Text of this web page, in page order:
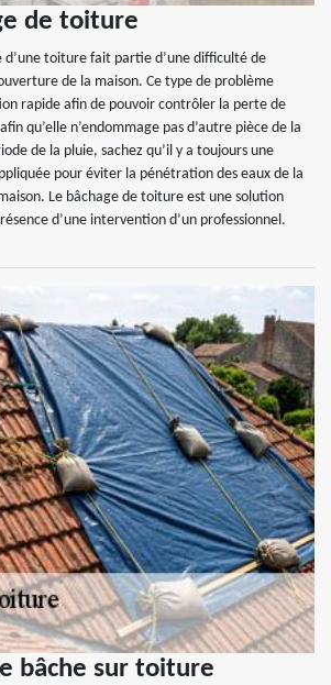
de toiture
d’une toiture fait partie d’une difficulté de
de la maison. Ce type de problème
rapide afin de pouvoir contrôler la perte de
qu’elle n’endommage pas d’autre pièce de la
de la pluie, sachez qu’il y a toujours une
pour éviter la pénétration des eaux de la
Le bâchage de toiture est une solution
d’une intervention d’un professionnel.
bâche sur toiture